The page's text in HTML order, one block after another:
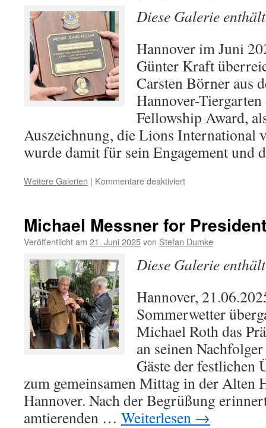
Diese Galerie
Hannover im Juni
Günter Kraft
Carsten Börner aus
Hannover-
Fellowship Award,
Auszeichnung, die Lions International
wurde damit für sein Engagement
Weitere Galerien | Kommentare deaktiviertfür
Carsten
Börner
Melvin
Award
Michael Messner for President
Veröffentlicht am 21. Juni 2025von Stefan Dumke
Diese Galerie
Hannover,
Sommerwetter
Michael Roth das
an seinen
Gäste der festlichen
zum gemeinsamen Mittag in der Alten
Hannover. Nach der Begrüßung
amtierenden … Weiterlesen →